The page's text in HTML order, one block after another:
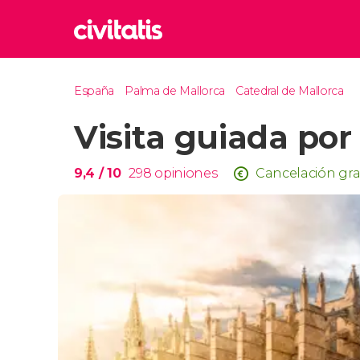
Roma
Italia
Reino
Turquía
España Palma de Mallorca Catedral de Mallorca
Visita guiada
9,4 / 10 298 opiniones Cancelación